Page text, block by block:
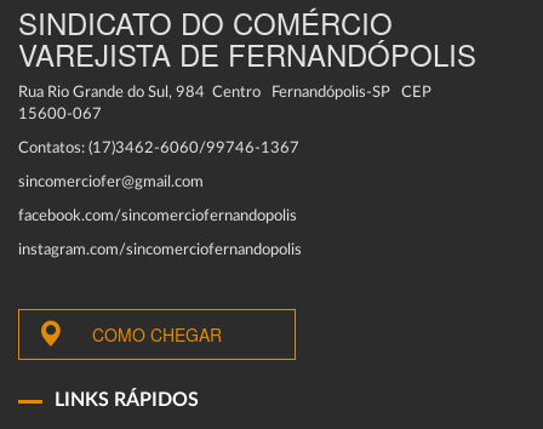
SINDICATO DO COMÉRCIO
VAREJISTA DE FERNANDÓPOLIS
Rua Rio Grande do Sul, 984 Centro Fernandópolis-SP CEP
15600-067
Contatos: (17)3462-6060/99746-1367
sincomerciofer@gmail.com
facebook.com/sincomerciofernandopolis
instagram.com/sincomerciofernandopolis
COMO CHEGAR
LINKS RÁPIDOS